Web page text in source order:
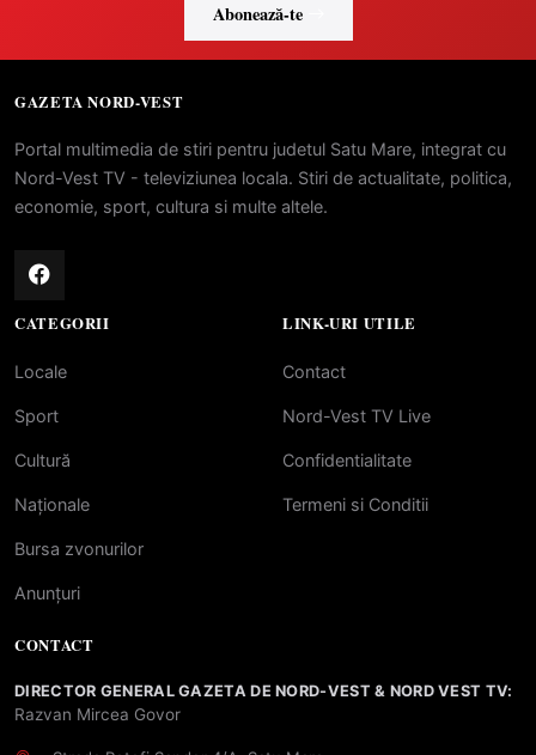
Abonează-te
GAZETA NORD-VEST
Portal multimedia de stiri pentru judetul Satu Mare, integrat cu
Nord-Vest TV - televiziunea locala. Stiri de actualitate, politica,
economie, sport, cultura si multe altele.
CATEGORII
Locale
Sport
Cultură
Naționale
Bursa zvonurilor
Anunțuri
LINK-URI UTILE
Contact
Nord-Vest TV Live
Confidentialitate
Termeni si Conditii
CONTACT
DIRECTOR GENERAL GAZETA DE NORD-VEST & NORD VEST TV:
Razvan Mircea Govor